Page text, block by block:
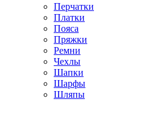
Перчатки
Платки
Пояса
Пряжки
Ремни
Чехлы
Шапки
Шарфы
Шляпы